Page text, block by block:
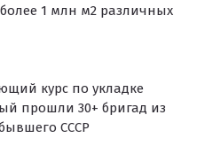
STANDART
1 млн м2 различных
курс по укладке
прошли 30+ бригад из
СССР